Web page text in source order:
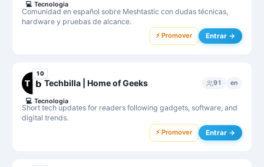
Comunidad en español sobre Meshtastic con dudas técnicas,
hardware y pruebas de alcance.
💻 Tecnologia
⚡ Promover Entrar →
10
Techbilla | Home of Geeks 91 en
Short tech updates for readers following gadgets, software, and
digital trends.
💻 Tecnologia
⚡ Promover Entrar →